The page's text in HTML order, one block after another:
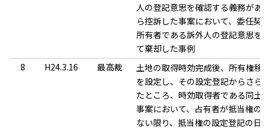
人の登記意思を確認する義務があ
ら控訴した事案において、委任契
所有者である訴外人の登記意思を
て棄却した事例
8
H24.3.16 最高裁
土地の取得時効完成後、所有権移
を設定し、その設定登記からさら
たところ、時効取得者である同土
事案において、占有者が抵当権の
ない限り、抵当権の設定登記の日